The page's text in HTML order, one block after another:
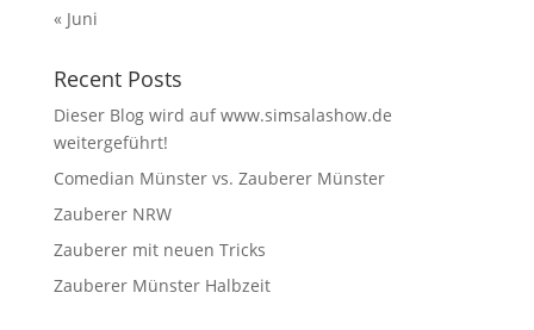
« Juni
Recent Posts
Dieser Blog wird auf www.simsalashow.de
weitergeführt!
Comedian Münster vs. Zauberer Münster
Zauberer NRW
Zauberer mit neuen Tricks
Zauberer Münster Halbzeit